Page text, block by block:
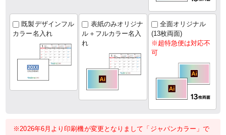
既製デザインフル
カラー名入れ
表紙のみオリジナ
ル＋フルカラー名入
れ
全面オリジナル
(13枚両面)
※超特急便は対応不
可
※2026年6月より印刷機が変更となりまして「ジャパンカラー」で